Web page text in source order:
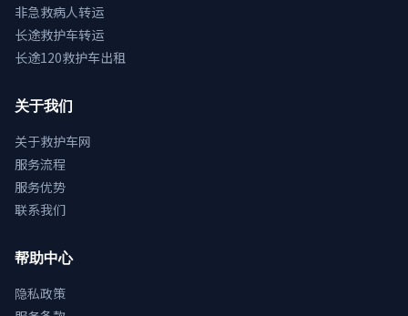
非急救病人转运
长途救护车转运
长途120救护车出租
关于我们
关于救护车网
服务流程
服务优势
联系我们
帮助中心
隐私政策